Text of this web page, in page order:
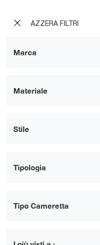
AZZERA FILTRI
Marca
Materiale
Stile
Tipologia
Tipo Cameretta